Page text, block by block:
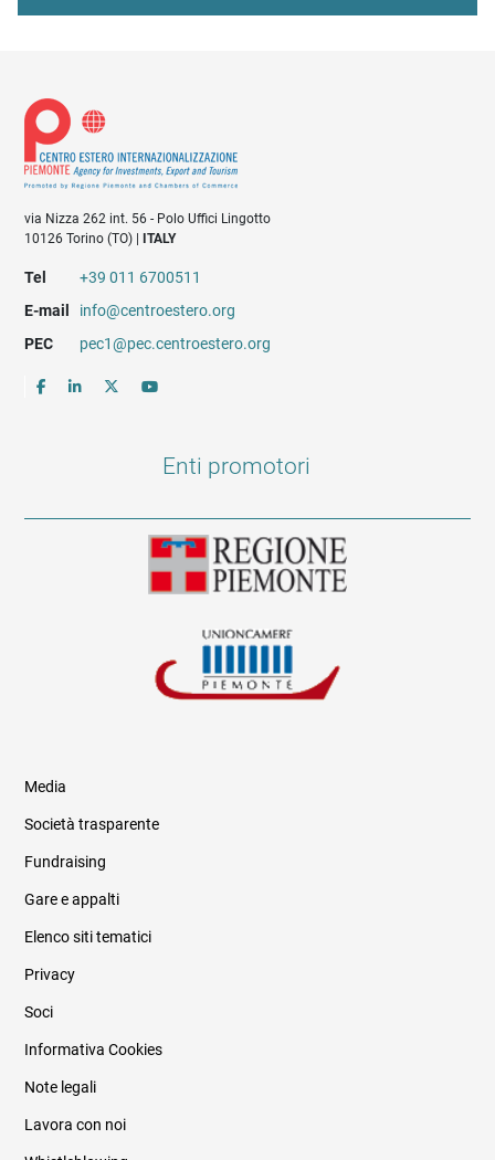
via Nizza 262 int. 56 - Polo Uffici Lingotto
10126 Torino (TO) |ITALY
Tel
+39 011 6700511
E-mail
info@centroestero.org
PEC
pec1@pec.centroestero.org
Enti promotori
Informazioni legali e trasparenza
Media
Società trasparente
Fundraising
Gare e appalti
Elenco siti tematici
Privacy
Soci
Informativa Cookies
Note legali
Lavora con noi